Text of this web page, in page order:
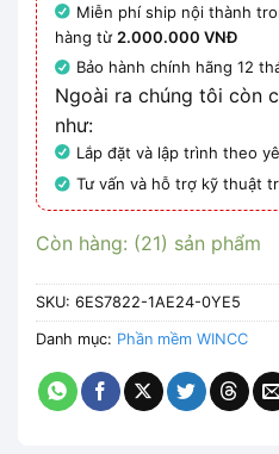
Miễn phí ship nội thành
hàng từ2.000.000 VNĐ
Bảo hành chính hãng 12
Ngoài ra chúng tôi còn
như:
Lắp đặt và lập trình theo
Tư vấn và hỗ trợ kỹ thuật
Còn hàng: (21) sản phẩm
SKU: 6ES7822-1AE24-0YE5
Danh mục: Phần mềm WINCC